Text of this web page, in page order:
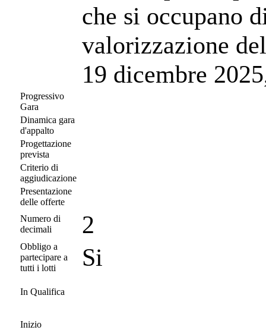
che si occupano
valorizzazione
19 dicembre
Progressivo
Gara
Dinamica gara
d'appalto
Progettazione
prevista
Criterio di
aggiudicazione
Presentazione
delle offerte
Numero di
decimali
2
Obbligo a
partecipare a
tutti i lotti
Si
In Qualifica
Inizio